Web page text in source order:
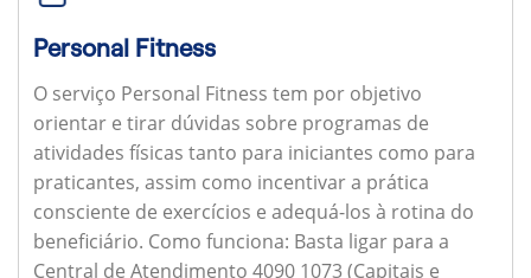
Personal Fitness
O serviço Personal Fitness tem por objetivo
orientar e tirar dúvidas sobre programas de
atividades físicas tanto para iniciantes como para
praticantes, assim como incentivar a prática
consciente de exercícios e adequá-los à rotina do
beneficiário. Como funciona: Basta ligar para a
Central de Atendimento 4090 1073 (Capitais e